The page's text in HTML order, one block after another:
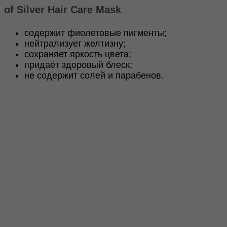
Silver
Mask
296ml
of Silver Hair Care Mask
содержит фиолетовые пигменты;
нейтрализует желтизну;
сохраняет яркость цвета;
придаёт здоровый блеск;
не содержит солей и парабенов.